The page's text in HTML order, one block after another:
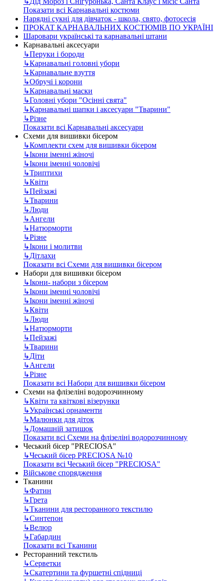
Показати всі Карнавальні костюми
Нарядні сукні для дівчаток - школа, свято, фотосесія
ПРОКАТ КАРНАВАЛЬНИХ КОСТЮМІВ ПО УКРАЇНІ
Шаровари українські та карнавальні штани
Карнавальні аксесуари
↳Перуки і бороди
↳Карнавальні головні убори
↳Карнавальне взуття
↳Обручі і корони
↳Карнавальні маски
↳Головні убори "Осінні свята"
↳Карнавальні шапки і аксесуари "Тварини"
↳Різне
Показати всі Карнавальні аксесуари
Схеми для вишивки бісером
↳Комплекти схем для вишивки бісером
↳Ікони іменні жіночі
↳Ікони іменні чоловічі
↳Триптихи
↳Квіти
↳Пейзажі
↳Тварини
↳Люди
↳Ангели
↳Натюрморти
↳Різне
↳Ікони і молитви
↳Дітлахи
Показати всі Схеми для вишивки бісером
Набори для вишивки бісером
↳Ікони- набори з бісером
↳Ікони іменні чоловічі
↳Ікони іменні жіночі
↳Квіти
↳Люди
↳Натюрморти
↳Пейзажі
↳Тварини
↳Діти
↳Ангели
↳Різне
Показати всі Набори для вишивки бісером
Схеми на флізеліні водорозчинному
↳Квіти та квіткові візерунки
↳Українські орнаменти
↳Малюнки для діток
↳Домашній затишок
Показати всі Схеми на флізеліні водорозчинному
Чеський бісер "PRECIOSA"
↳Чеський бісер PRECIOSA №10
Показати всі Чеський бісер "PRECIOSA"
Військове спорядження
Тканини
↳Фатин
↳Грета
↳Тканини для ресторанного текстилю
↳Синтепон
↳Велюр
↳Габардин
Показати всі Тканини
Ресторанний текстиль
↳Серветки
↳Скатертини та фуршетні спідниці